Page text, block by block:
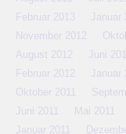
Februar 2013
Januar
November 2012
August 2012
Juni
Februar 2012
Januar
Oktober 2011
Juni 2011
Mai 2011
Januar 2011